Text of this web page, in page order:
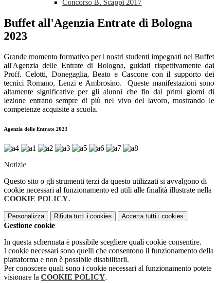
Concorso B. Scappi 2017
Buffet all'Agenzia Entrate di Bologna
2023
Grande momento formativo per i nostri studenti impegnati nel Buffet
all'Agenzia delle Entrate di Bologna, guidati rispettivamente dai
Proff. Celotti, Donegaglia, Beato e Cascone con il supporto dei
tecnici Romano, Lenzi e Ambrosino.
Queste manifestazioni sono
altamente significative per gli alunni che fin dai primi giorni di
lezione entrano sempre di più nel vivo del lavoro, mostrando le
competenze acquisite a scuola.
Agenzia delle Entrate 2023
Notizie
Questo sito o gli strumenti terzi da questo utilizzati si avvalgono di
cookie necessari al funzionamento ed utili alle finalità illustrate nella
COOKIE POLICY.
Personalizza Rifiuta tutti i cookies Accetta tutti i cookies
Gestione cookie
In questa schermata è possibile scegliere quali cookie consentire.
I cookie necessari sono quelli che consentono il funzionamento della
piattaforma e non è possibile disabilitarli.
Per conoscere quali sono i cookie necessari al funzionamento potete
visionare la COOKIE POLICY.